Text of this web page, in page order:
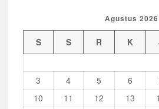
Musran X Kwarran Jabon Jadi Titik
Pramuka yang Lebih Inovatif dan
Peringanti Momentum Hardiknas,
Agustus 2026
S S R K
3
4 5 6
10
11 12 13